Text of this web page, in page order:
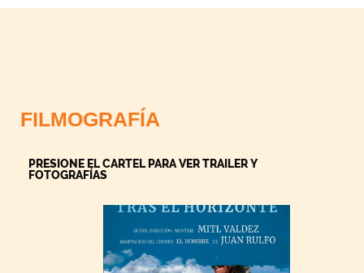
FILMOGRAFÍA
PRESIONE EL CARTEL PARA VER TRAILER Y
FOTOGRAFÍAS